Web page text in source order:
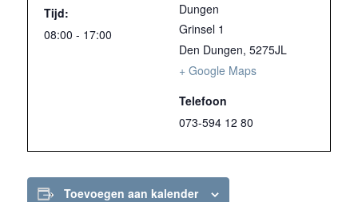
Tijd:
08:00 - 17:00
Dungen
Grinsel 1
Den Dungen, 5275JL
+ Google Maps
Telefoon
073-594 12 80
Toevoegen aan kalender